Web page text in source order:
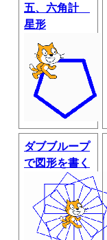
五、六角計
星形
ダブブループ
で図形を書く